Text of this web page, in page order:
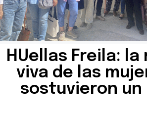
HUellas Freila:
viva de las
sostuvieron un